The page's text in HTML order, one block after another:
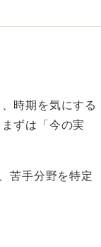
直前の焦り
時期を気にする
ずは「今の実
苦手分野を特定